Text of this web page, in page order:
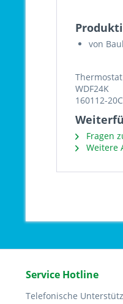
von
Thermostat
WDF24K
160112-
Fragen
Weitere
Service Hotline
Telefonische